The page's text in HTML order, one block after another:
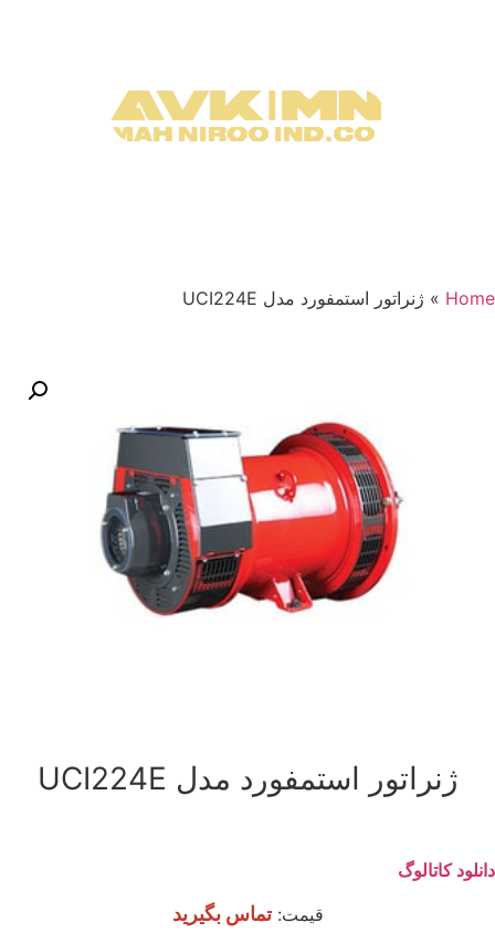
Home
» ژنراتور استمفورد مدل UCI224E
ژنراتور استمفورد مدل UCI224E
دانلود کاتالوگ
قیمت:تماس بگیرید